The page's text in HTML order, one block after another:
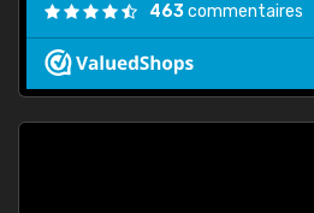
463commentaires